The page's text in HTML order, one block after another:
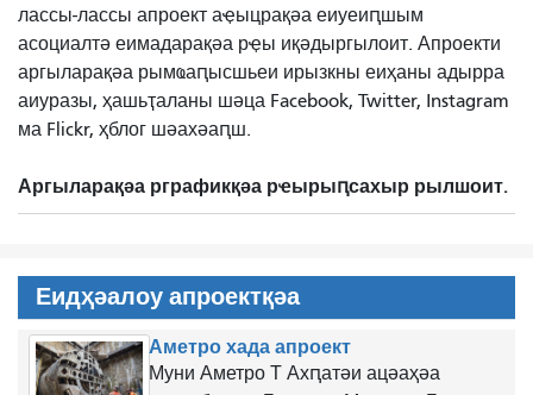
лассы-лассы апроект аҿыцрақәа еиуеиԥшым
асоциалтә еимадарақәа рҿы иқәдыргылоит. Апроекти
аргыларақәа рымҩаԥысшьеи ирызкны еиҳаны адырра
аиуразы, ҳашьҭаланы шәца Facebook, Twitter, Instagram
ма Flickr, ҳблог шәахәаԥш.
Аргыларақәа рграфикқәа рҽырыԥсахыр рылшоит.
Еидҳәалоу апроектқәа
Аметро хада апроект
Муни Аметро Т Ахԥатәи ацәаҳәа